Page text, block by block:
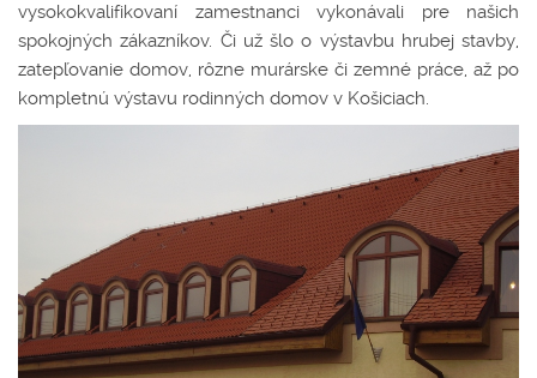
vysokokvalifikovaní zamestnanci vykonávali pre našich
spokojných zákazníkov. Či už šlo o výstavbu hrubej stavby,
zatepľovanie domov, rôzne murárske či zemné práce, až po
kompletnú výstavu rodinných domov v Košiciach.